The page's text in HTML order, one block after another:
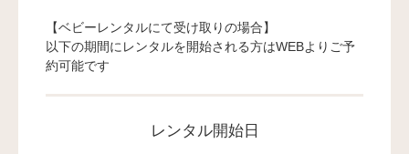
【ベビーレンタルにて受け取りの場合】
以下の期間にレンタルを開始される方はWEBよりご予
約可能です
レンタル開始日